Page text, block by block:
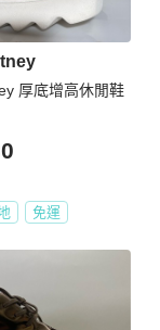
厚底增高休閒鞋
免運